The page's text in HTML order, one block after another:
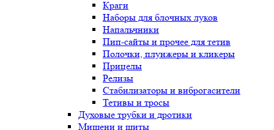
Краги
Наборы для блочных луков
Напальчники
Пип-сайты и прочее для тетив
Полочки, плунжеры и кликеры
Прицелы
Релизы
Стабилизаторы и виброгасители
Тетивы и тросы
Духовые трубки и дротики
Мишени и щиты